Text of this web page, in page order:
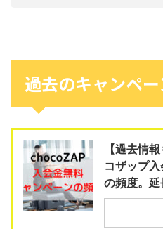
過去のキャンペ
【過去情
コザップ
の頻度。延